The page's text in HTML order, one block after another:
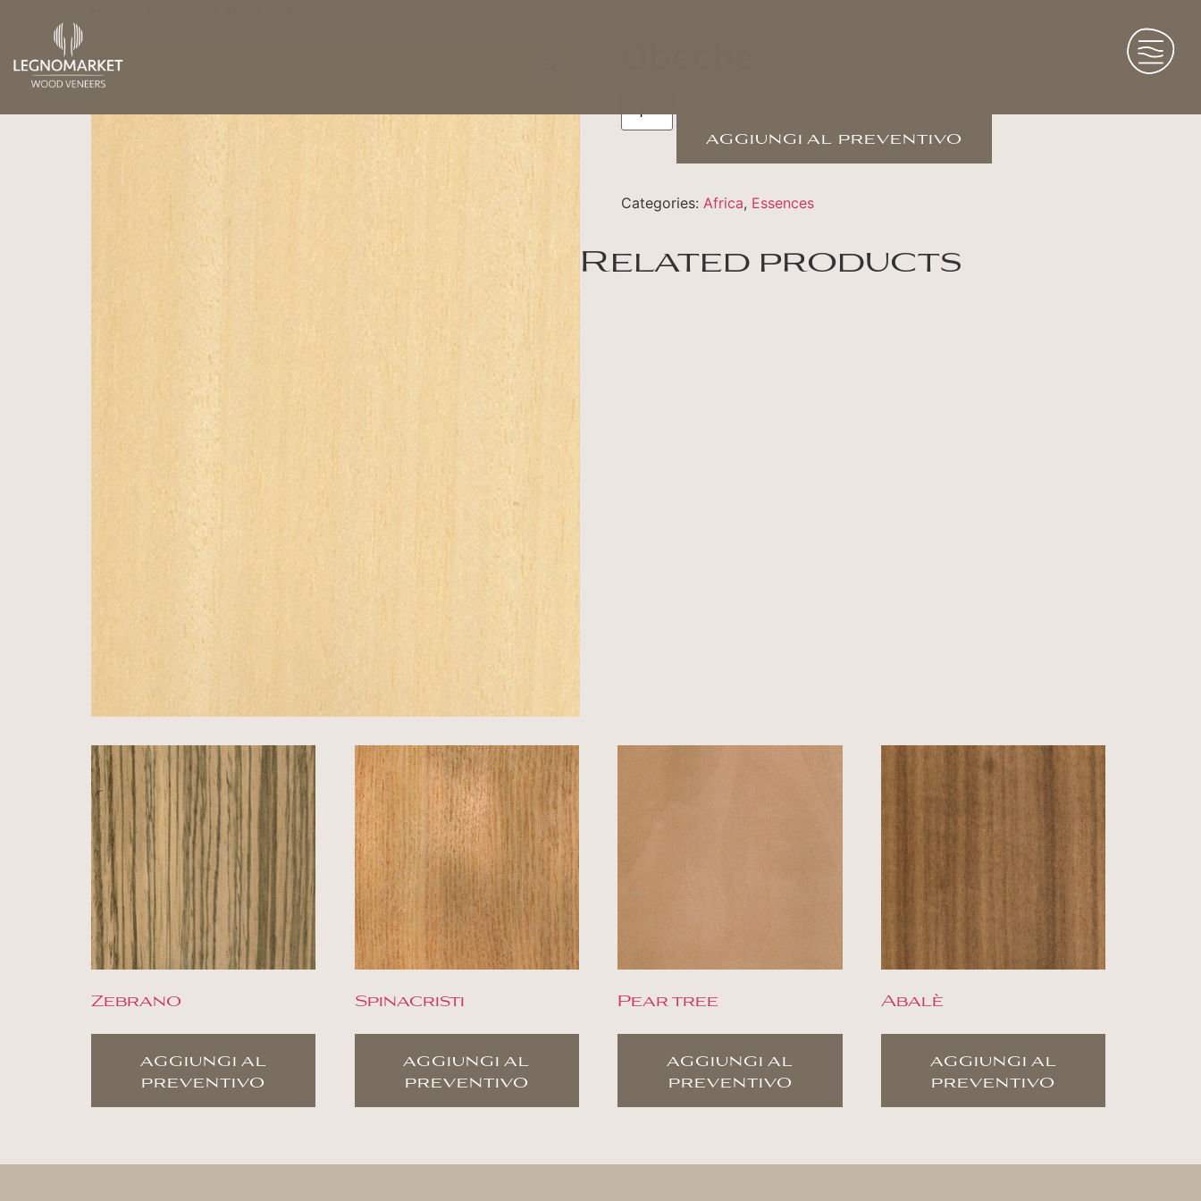
aggiungi al preventivo
Categories: Africa, Essences
Related products
Zebrano
aggiungi al
preventivo
Spinacristi
aggiungi al
preventivo
Pear tree
aggiungi al
preventivo
Abalè
aggiungi al
preventivo